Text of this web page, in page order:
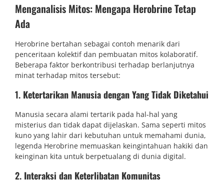
Menganalisis Mitos: Mengapa Herobrine Tetap
Ada
Herobrine bertahan sebagai contoh menarik dari
penceritaan kolektif dan pembuatan mitos kolaboratif.
Beberapa faktor berkontribusi terhadap berlanjutnya
minat terhadap mitos tersebut:
1. Ketertarikan Manusia dengan Yang Tidak Diketahui
Manusia secara alami tertarik pada hal-hal yang
misterius dan tidak dapat dijelaskan. Sama seperti mitos
kuno yang lahir dari kebutuhan untuk memahami dunia,
legenda Herobrine memuaskan keingintahuan hakiki dan
keinginan kita untuk berpetualang di dunia digital.
2. Interaksi dan Keterlibatan Komunitas